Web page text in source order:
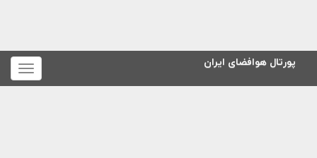
نمایش
هوافضای ایران